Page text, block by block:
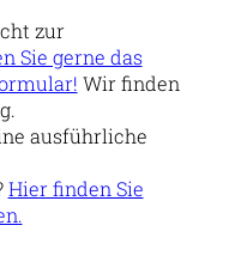
zur
Sie gerne das
Wir finden
ausführliche
Hier finden Sie